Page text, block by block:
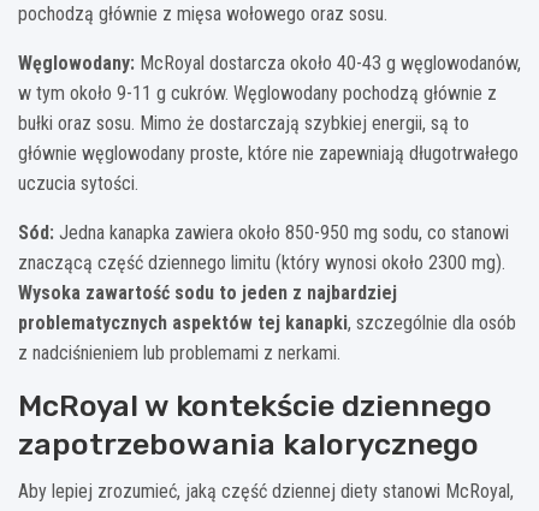
pochodzą głównie z mięsa wołowego oraz sosu.
Węglowodany: McRoyal dostarcza około 40-43 g węglowodanów,
w tym około 9-11 g cukrów. Węglowodany pochodzą głównie z
bułki oraz sosu. Mimo że dostarczają szybkiej energii, są to
głównie węglowodany proste, które nie zapewniają długotrwałego
uczucia sytości.
Sód: Jedna kanapka zawiera około 850-950 mg sodu, co stanowi
znaczącą część dziennego limitu (który wynosi około 2300 mg).
Wysoka zawartość sodu to jeden z najbardziej
problematycznych aspektów tej kanapki, szczególnie dla osób
z nadciśnieniem lub problemami z nerkami.
McRoyal w kontekście dziennego
zapotrzebowania kalorycznego
Aby lepiej zrozumieć, jaką część dziennej diety stanowi McRoyal,